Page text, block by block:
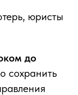
юристы
до
сохранить